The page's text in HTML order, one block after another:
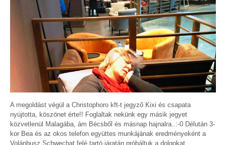
A megoldást végül a Christophoro kft-t jegyző Kixi és csapata
nyújtotta, köszönet érte!! Foglaltak nekünk egy másik jegyet
közvetlenül Malagába, ám Bécsből és másnap hajnalra..:-0 Délután 3-
kor Bea és az okos telefon együttes munkájának eredményeként a
Volánbusz Schwechat felé tartó járatán próbáltuk a dolgokat